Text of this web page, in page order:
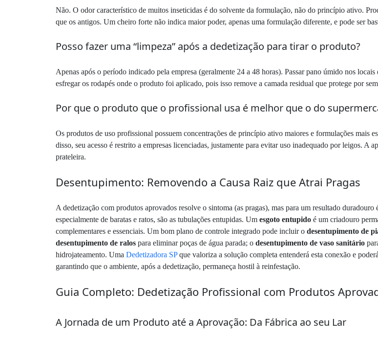
Não. O odor característico de muitos inseticidas é do solvente da formulação, não do princípio ativo.
que os antigos. Um cheiro forte não indica maior poder, apenas uma formulação diferente, e pode ser
Posso fazer uma “limpeza” após a dedetização para tirar o produto?
Apenas após o período indicado pela empresa (geralmente 24 a 48 horas). Passar pano úmido nos
esfregar os rodapés onde o produto foi aplicado, pois isso remove a camada residual que protege por
Por que o produto que o profissional usa é melhor que o do
Os produtos de uso profissional possuem concentrações de princípio ativo maiores e formulações mais
disso, seu acesso é restrito a empresas licenciadas, justamente para evitar uso inadequado por leigos.
prateleira.
Desentupimento: Removendo a Causa Raiz que Atrai Pragas
A dedetização com produtos aprovados resolve o sintoma (as pragas), mas para um resultado
especialmente de baratas e ratos, são as tubulações entupidas. Um esgoto entupido é um criadouro
complementares e essenciais. Um bom plano de controle integrado pode incluir o desentupimento de
desentupimento de ralos para eliminar poças de água parada; o desentupimento de vaso sanitário
hidrojateamento. Uma Dedetizadora SPque valoriza a solução completa entenderá esta conexão e
garantindo que o ambiente, após a dedetização, permaneça hostil à reinfestação.
Guia Completo: Dedetização Profissional com Produtos
A Jornada de um Produto até a Aprovação: Da Fábrica ao seu Lar